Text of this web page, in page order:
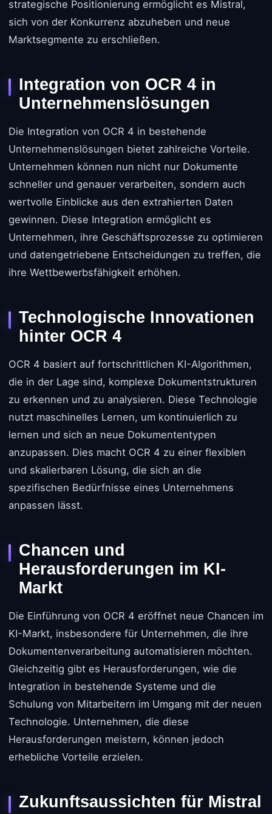
strategische Positionierung ermöglicht es Mistral,
sich von der Konkurrenz abzuheben und neue
Marktsegmente zu erschließen.
Integration von OCR 4 in
Unternehmenslösungen
Die Integration von OCR 4 in bestehende
Unternehmenslösungen bietet zahlreiche Vorteile.
Unternehmen können nun nicht nur Dokumente
schneller und genauer verarbeiten, sondern auch
wertvolle Einblicke aus den extrahierten Daten
gewinnen. Diese Integration ermöglicht es
Unternehmen, ihre Geschäftsprozesse zu optimieren
und datengetriebene Entscheidungen zu treffen, die
ihre Wettbewerbsfähigkeit erhöhen.
Technologische Innovationen
hinter OCR 4
OCR 4 basiert auf fortschrittlichen KI-Algorithmen,
die in der Lage sind, komplexe Dokumentstrukturen
zu erkennen und zu analysieren. Diese Technologie
nutzt maschinelles Lernen, um kontinuierlich zu
lernen und sich an neue Dokumententypen
anzupassen. Dies macht OCR 4 zu einer flexiblen
und skalierbaren Lösung, die sich an die
spezifischen Bedürfnisse eines Unternehmens
anpassen lässt.
Chancen und
Herausforderungen im KI-
Markt
Die Einführung von OCR 4 eröffnet neue Chancen im
KI-Markt, insbesondere für Unternehmen, die ihre
Dokumentenverarbeitung automatisieren möchten.
Gleichzeitig gibt es Herausforderungen, wie die
Integration in bestehende Systeme und die
Schulung von Mitarbeitern im Umgang mit der neuen
Technologie. Unternehmen, die diese
Herausforderungen meistern, können jedoch
erhebliche Vorteile erzielen.
Zukunftsaussichten für Mistral